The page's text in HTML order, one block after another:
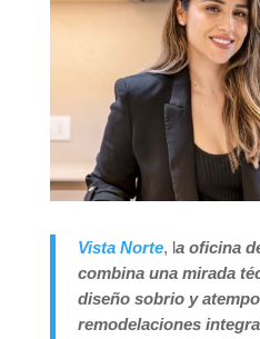
Vista Norte, l a oficina
combina una mirada
diseño sobrio y
remodelaciones